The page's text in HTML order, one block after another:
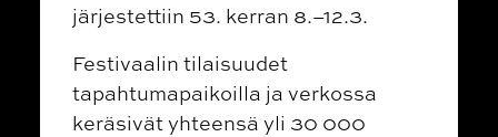
järjestettiin 53. kerran 8.–12.3.
Festivaalin tilaisuudet
tapahtumapaikoilla ja verkossa
keräsivät yhteensä yli 30 000